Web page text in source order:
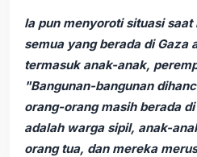
Ia pun menyoroti situasi saat
semua yang berada di Gaza
termasuk anak-anak,
"Bangunan-bangunan
orang-orang masih berada
adalah warga sipil, anak-
orang tua, dan mereka